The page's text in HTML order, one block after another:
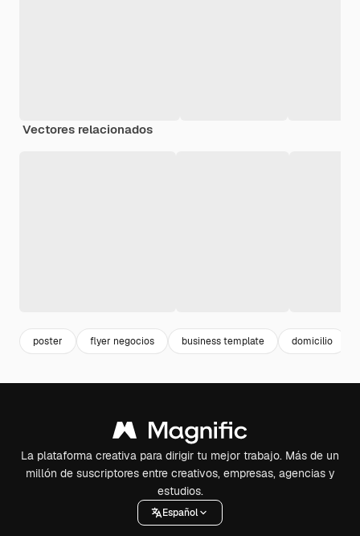
Vectores relacionados
poster flyer negocios business template domicilio
La plataforma creativa para dirigir tu mejor trabajo. Más de un
millón de suscriptores entre creativos, empresas, agencias y
estudios.
Español